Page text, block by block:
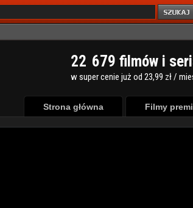
22 679 filmów i
w super cenie już od 23,99 zł /
Strona główna Filmy